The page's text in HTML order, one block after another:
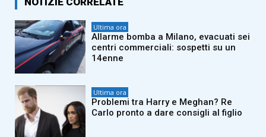
Ultima ora
Allarme bomba a Milano, evacuati sei
centri commerciali: sospetti su un
14enne
Ultima ora
Problemi tra Harry e Meghan? Re
Carlo pronto a dare consigli al figlio